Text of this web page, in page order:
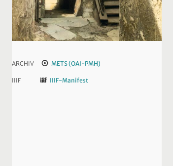
ARCHIV METS (OAI-PMH)
IIIF IIIF-Manifest